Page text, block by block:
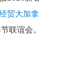
贸大加拿
联谊会。